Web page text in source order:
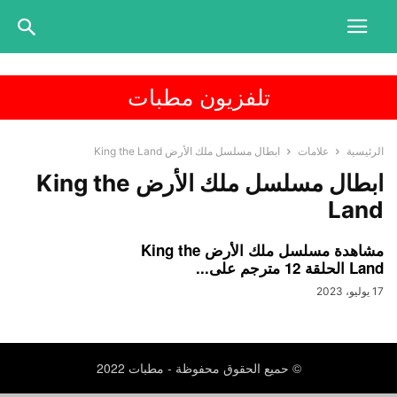
تلفزيون مطبات
الرئيسية علامات ابطال مسلسل ملك الأرض King the Land
ابطال مسلسل ملك الأرض King the
Land
مشاهدة مسلسل ملك الأرض King the
Land الحلقة 12 مترجم على...
17 يوليو، 2023
© حميع الحقوق محفوظة - مطبات 2022